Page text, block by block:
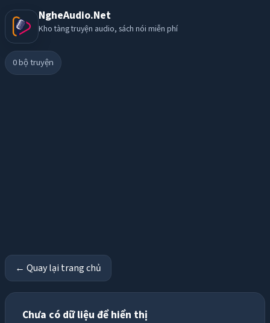
NgheAudio.Net
Kho tàng truyện audio, sách nói miễn phí
0bộ truyện
← Quay lại trang chủ
Chưa có dữ liệu để hiển thị